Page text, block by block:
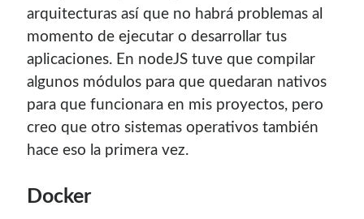
arquitecturas así que no habrá problemas al
momento de ejecutar o desarrollar tus
aplicaciones. En nodeJS tuve que compilar
algunos módulos para que quedaran nativos
para que funcionara en mis proyectos, pero
creo que otro sistemas operativos también
hace eso la primera vez.
Docker